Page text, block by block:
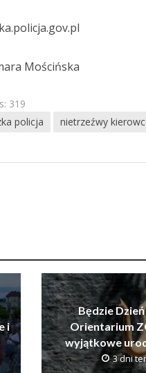
Mościńska
319
policja nietrzeźwy
i
Będzie Dzień
Orientarium
wyjątkowe
3 dni